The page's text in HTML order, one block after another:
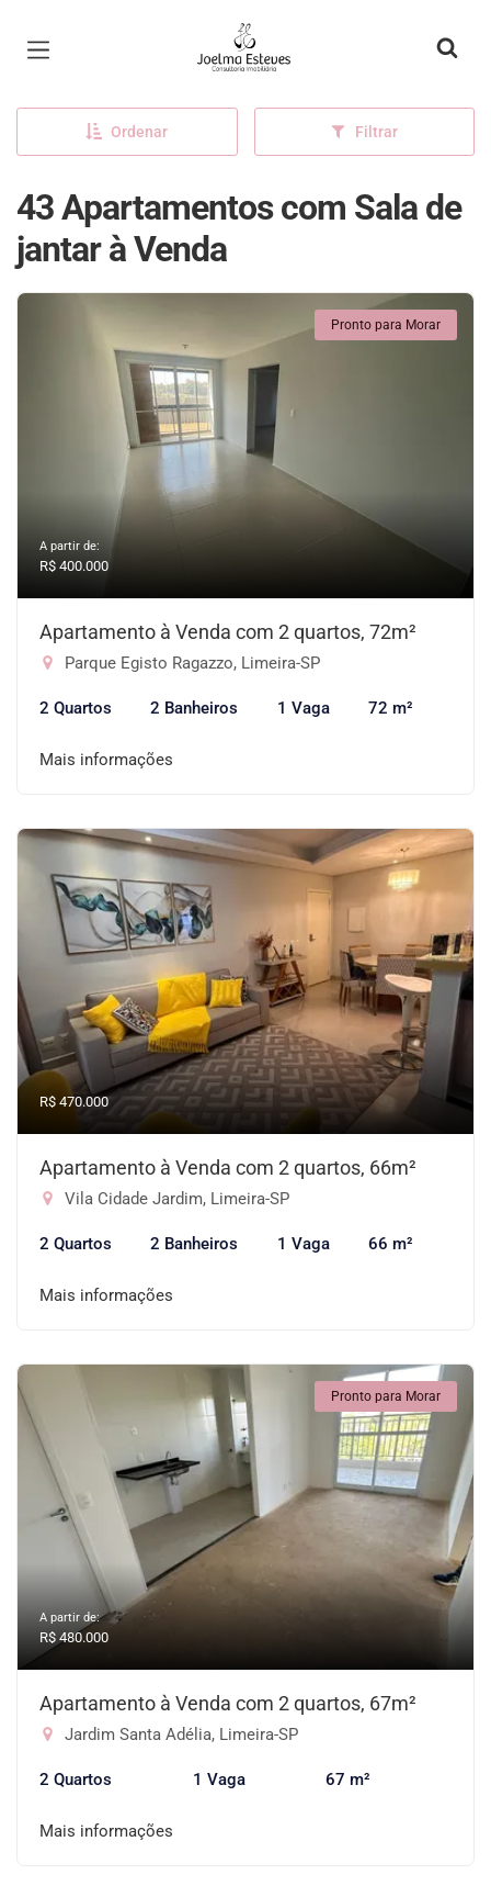
Página inicial
Ordenar Filtrar
43 Apartamentos com Sala de
jantar à Venda
Pronto para Morar
A partir de:
R$ 400.000
Apartamento à Venda com 2 quartos, 72m²
Parque Egisto Ragazzo, Limeira-SP
2 Quartos 2 Banheiros 1 Vaga 72 m²
Mais informações
R$ 470.000
Apartamento à Venda com 2 quartos, 66m²
Vila Cidade Jardim, Limeira-SP
2 Quartos 2 Banheiros 1 Vaga 66 m²
Mais informações
Pronto para Morar
A partir de:
R$ 480.000
Apartamento à Venda com 2 quartos, 67m²
Jardim Santa Adélia, Limeira-SP
2 Quartos 1 Vaga 67 m²
Mais informações